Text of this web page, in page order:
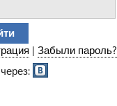
| Забыли пароль?